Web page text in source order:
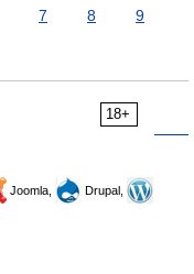
7 8
9
18+
Joomla,
Drupal,